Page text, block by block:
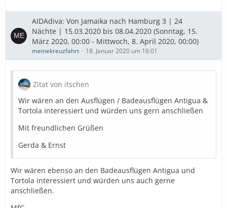
AIDAdiva: Von Jamaika nach Hamburg 3 | 24
Nächte | 15.03.2020 bis 08.04.2020 (Sonntag, 15.
März 2020, 00:00 - Mittwoch, 8. April 2020, 00:00)
meinekreuzfahrt 18. Januar 2020 um 16:01
Zitat von itschen
Wir wären an den Ausflügen / Badeausflügen Antigua &
Tortola interessiert und würden uns gern anschließen
Mit freundlichen Grüßen
Gerda & Ernst
Wir wären ebenso an den Badeausflügen Antigua und
Tortola interessiert und würden uns auch gerne
anschließen.